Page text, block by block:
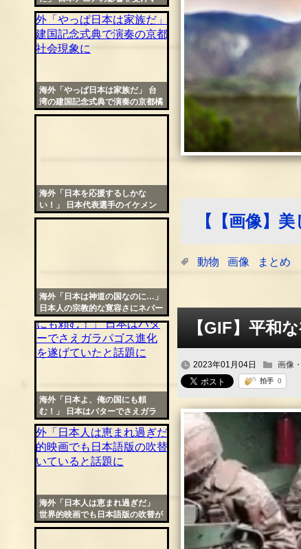
【【画像】
動物 画像 まとめ
【GIF】平和
2023年01月04日 画像
ぎたハリウッド映画が話題に
海外「やっぱ日本は家族だ」 台
湾の建国記念式典で演奏の京都橘
高校が社会現象に
海外「日本を応援するしかな
い！」 日本代表選手のイケメン
ぶりが世界の女性たちにバレる
海外「日本は神道の国なのに…」
日本人の宗教的な寛容さにネパー
ルから感動の声
海外「日本よ、俺の国にも頼
む！」 日本はバターでさえガラ
パゴス進化を遂げていたと話題に
海外「日本人は恵まれ過ぎだ」
世界的映画でも日本語版の吹替が
群を抜いていると話題に